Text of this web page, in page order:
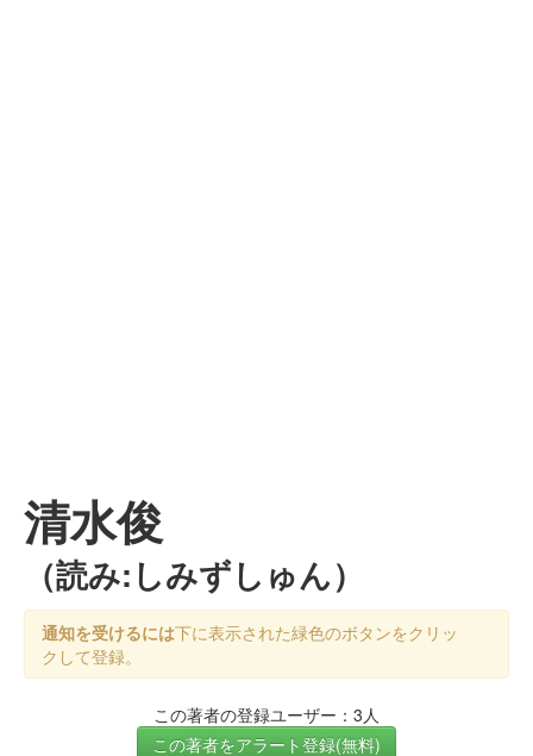
清水俊
（読み:しみずしゅん）
通知を受けるには下に表示された緑色のボタンをクリッ
クして登録。
この著者の登録ユーザー：3人
この著者をアラート登録(無料)